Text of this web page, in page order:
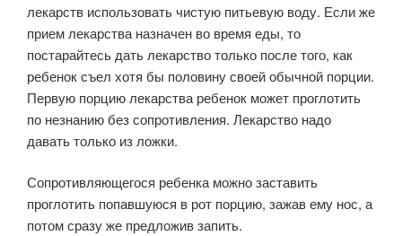
лекарств использовать чистую питьевую воду. Если же
прием лекарства назначен во время еды, то
постарайтесь дать лекарство только после того, как
ребенок съел хотя бы половину своей обычной порции.
Первую порцию лекарства ребенок может проглотить
по незнанию без сопротивления. Лекарство надо
давать только из ложки.
Сопротивляющегося ребенка можно заставить
проглотить попавшуюся в рот порцию, зажав ему нос, а
потом сразу же предложив запить.